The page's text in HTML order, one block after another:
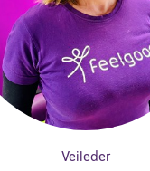
Veileder